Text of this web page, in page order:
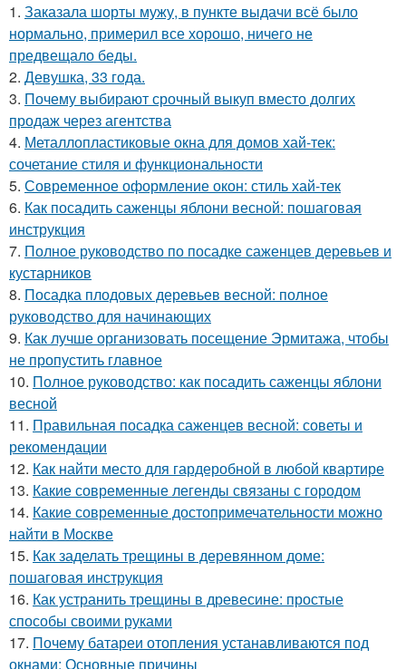
1. Заказала шорты мужу, в пункте выдачи всё было
нормально, примерил все хорошо, ничего не
предвещало беды.
2. Девушка, 33 года.
3. Почему выбирают срочный выкуп вместо долгих
продаж через агентства
4. Металлопластиковые окна для домов хай-тек:
сочетание стиля и функциональности
5. Современное оформление окон: стиль хай-тек
6. Как посадить саженцы яблони весной: пошаговая
инструкция
7. Полное руководство по посадке саженцев деревьев и
кустарников
8. Посадка плодовых деревьев весной: полное
руководство для начинающих
9. Как лучше организовать посещение Эрмитажа, чтобы
не пропустить главное
10. Полное руководство: как посадить саженцы яблони
весной
11. Правильная посадка саженцев весной: советы и
рекомендации
12. Как найти место для гардеробной в любой квартире
13. Какие современные легенды связаны с городом
14. Какие современные достопримечательности можно
найти в Москве
15. Как заделать трещины в деревянном доме:
пошаговая инструкция
16. Как устранить трещины в древесине: простые
способы своими руками
17. Почему батареи отопления устанавливаются под
окнами: Основные причины